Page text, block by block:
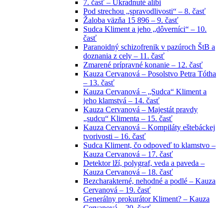
7. časť – Ukradnuté alibi
Pod strechou „spravodlivosti“ – 8. časť
Žaloba väzňa 15 896 – 9. časť
Sudca Kliment a jeho „dôverníci“ – 10.
časť
Paranoidný schizofrenik v pazúroch ŠtB a
doznania z cely – 11. časť
Zmarené prípravné konanie – 12. časť
Kauza Cervanová – Posolstvo Petra Tótha
– 13. časť
Kauza Cervanová – „Sudca“ Kliment a
jeho klamstvá – 14. časť
Kauza Cervanová – Majestát pravdy
„sudcu“ Klimenta – 15. časť
Kauza Cervanová – Kompiláty eštebáckej
tvorivosti – 16. časť
Sudca Kliment, čo odpoveď to klamstvo –
Kauza Cervanová – 17. časť
Detektor lží, polygraf, veda a paveda –
Kauza Cervanová – 18. časť
Bezcharakterné, nehodné a podlé – Kauza
Cervanová – 19. časť
Generálny prokurátor Kliment? – Kauza